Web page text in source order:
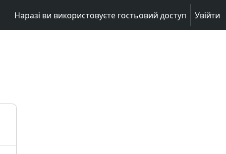
Наразі ви використовуєте гостьовий доступ Увійти